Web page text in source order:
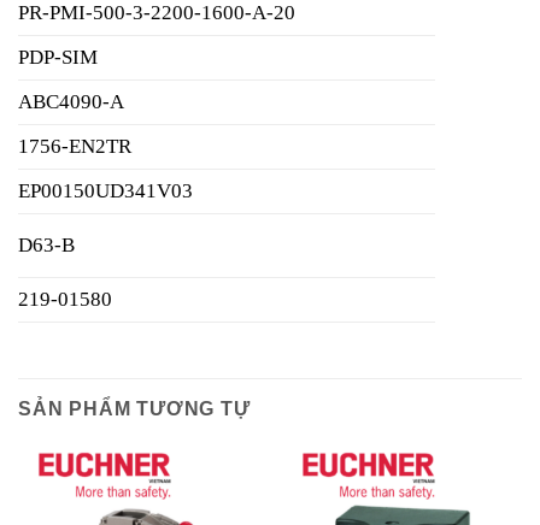
PR-PMI-500-3-2200-1600-A-20
PDP-SIM
ABC4090-A
1756-EN2TR
EP00150UD341V03
D63-B
219-01580
SẢN PHẨM TƯƠNG TỰ